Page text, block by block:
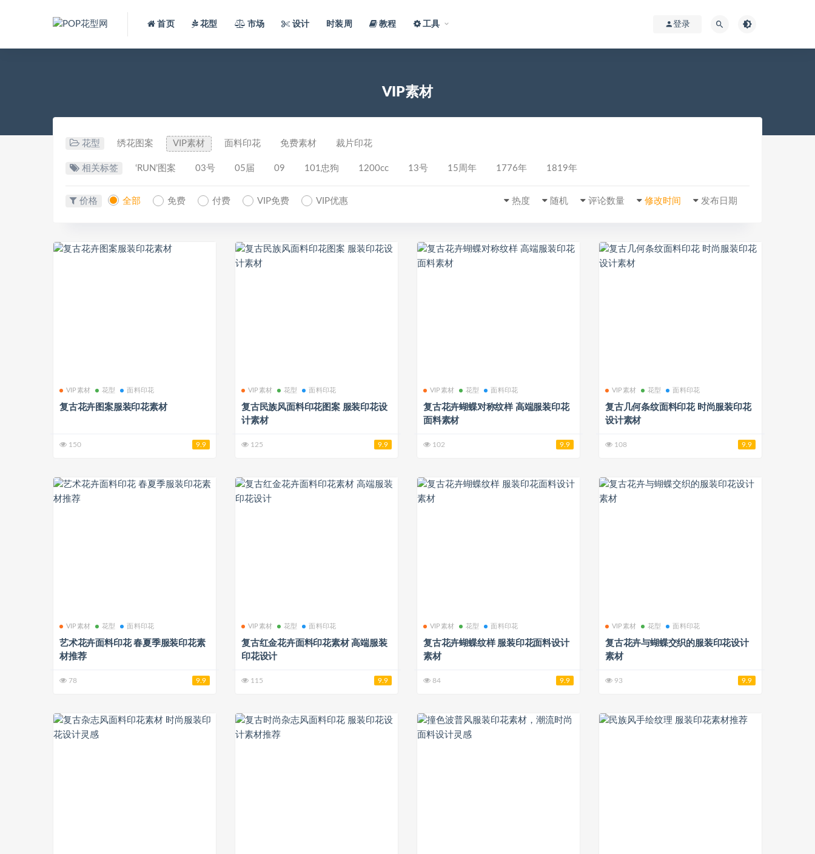
首页 花型 市场 设计 时装周 教程 工具 登录
VIP素材
花型 绣花图案 VIP素材 面料印花 免费素材 裁片印花
相关标签 ‘RUN’图案 03号 05届 09 101忠狗 1200cc 13号 15周年 1776年 1819年
价格 全部 免费 付费 VIP免费 VIP优惠 发布日期
修改时间
评论数量
随机
热度
VIP素材 花型 面料印花
复古花卉图案服装印花素材
150 9.9
VIP素材 花型 面料印花
复古民族风面料印花图案 服装印花设
计素材
125 9.9
VIP素材 花型 面料印花
复古花卉蝴蝶对称纹样 高端服装印花
面料素材
102 9.9
VIP素材 花型 面料印花
复古几何条纹面料印花 时尚服装印花
设计素材
108 9.9
VIP素材 花型 面料印花
艺术花卉面料印花 春夏季服装印花素
材推荐
78 9.9
VIP素材 花型 面料印花
复古红金花卉面料印花素材 高端服装
印花设计
115 9.9
VIP素材 花型 面料印花
复古花卉蝴蝶纹样 服装印花面料设计
素材
84 9.9
VIP素材 花型 面料印花
复古花卉与蝴蝶交织的服装印花设计
素材
93 9.9